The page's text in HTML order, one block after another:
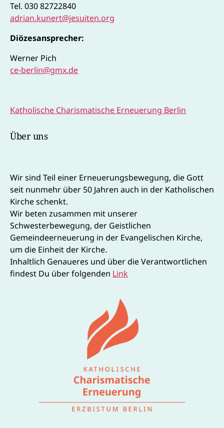
Tel. 030 82722840
adrian.kunert@jesuiten.org
Diözesansprecher:
Werner Pich
ce-berlin@gmx.de
Katholische Charismatische Erneuerung Berlin
Über uns
Wir sind Teil einer Erneuerungsbewegung, die Gott
seit nunmehr über 50 Jahren auch in der Katholischen
Kirche schenkt.
Wir beten zusammen mit unserer
Schwesterbewegung, der Geistlichen
Gemeindeerneuerung in der Evangelischen Kirche,
um die Einheit der Kirche.
Inhaltlich Genaueres und über die Verantwortlichen
findest Du über folgenden Link